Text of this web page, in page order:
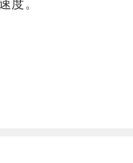
度。